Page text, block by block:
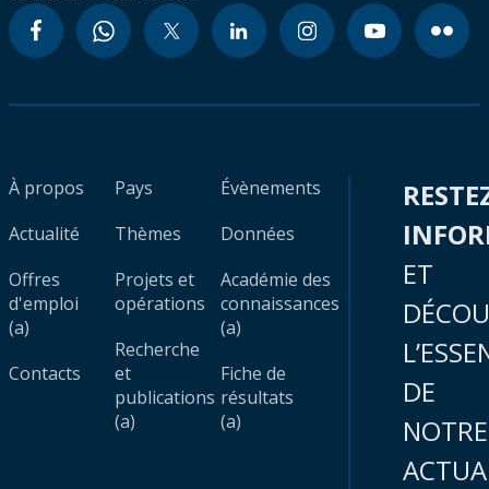
À propos
Actualité
Offres
d'emploi
(a)
Contacts
Pays
Thèmes
Projets et
opérations
Recherche
et
publications
(a)
Évènements
Données
Académie des
connaissances
(a)
Fiche de
résultats
(a)
ET
DE
NOTRE